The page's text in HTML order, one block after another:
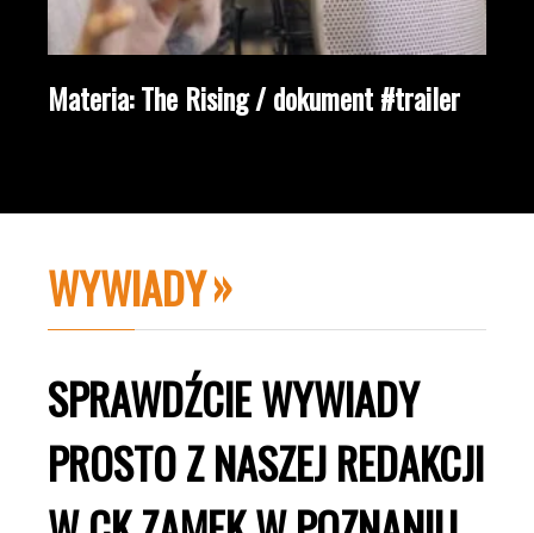
Materia: The Rising / dokument #trailer
WYWIADY
SPRAWDŹCIE WYWIADY
PROSTO Z NASZEJ REDAKCJI